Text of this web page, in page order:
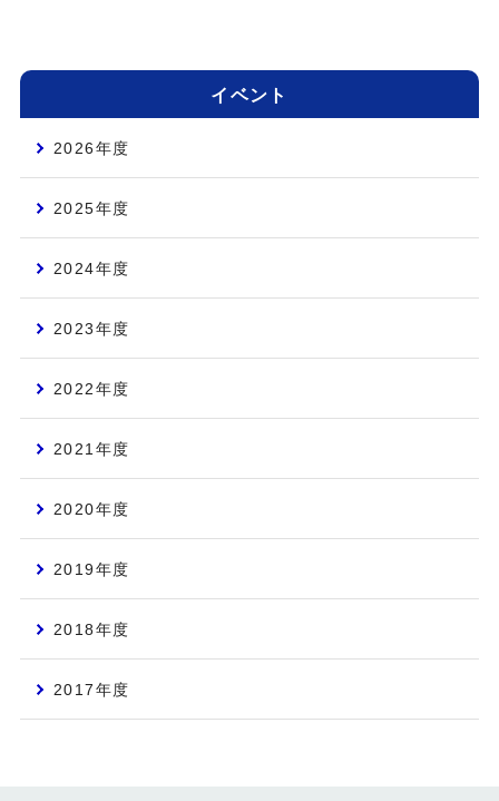
イベント
2026年度
2025年度
2024年度
2023年度
2022年度
2021年度
2020年度
2019年度
2018年度
2017年度